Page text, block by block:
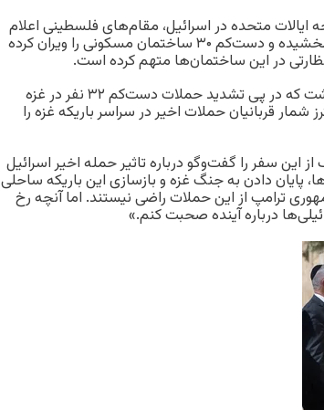
ایالات متحده در اسرائیل، مقام‌های فلسطینی اعلام
کردند که اسرائیل بمباران شهر غزه را شدت بخشیده و دست‌کم ۳۰ ساختمان مسکونی را ویران کرده
در این ساختمان‌ها متهم کرده است.
اِی‌بی‌سی، به نقل از کارکنان مراکز درمانی نوشت که در پی تشدید حملات دست‌کم ۳۲ نفر در غزه
رویترز شمار قربانیان حملات اخیر در سراسر باریکه غزه را
این سفر را گفت‌وگو درباره تاثیر حمله اخیر اسرائیل
پایان دادن به جنگ غزه و بازسازی این باریکه ساحلی
ترامپ از این حملات راضی نیستند. اما آنچه رخ
درباره آینده صحبت کنم.»